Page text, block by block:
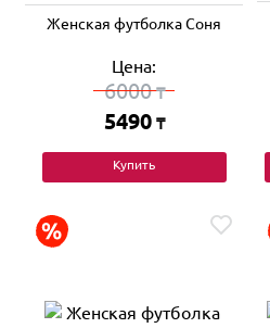
Женская футболка Соня
Цена:
6000₸
5490 ₸
Купить